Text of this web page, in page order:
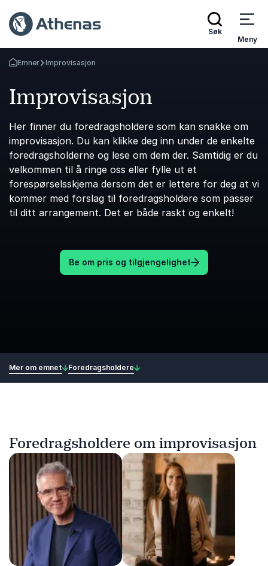
Søk
Meny
Gå tilbake til startsiden
Emner Improvisasjon
Improvisasjon
Her finner du foredragsholdere som kan snakke om
improvisasjon. Du kan klikke deg inn under de enkelte
foredragsholderne og lese om dem der. Samtidig er du
velkommen til å ringe oss eller fylle ut et
forespørselsskjema dersom det er lettere for deg at vi
kommer med forslag til foredragsholdere som passer
til ditt arrangement. Det er både raskt og enkelt!
Be om pris og tilgjengelighet
Mer om emnet Foredragsholdere
Foredragsholdere om improvisasjon